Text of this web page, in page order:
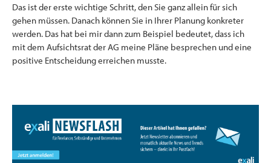
Das ist der erste wichtige Schritt, den Sie ganz allein für sich
gehen müssen. Danach können Sie in Ihrer Planung konkreter
werden. Das hat bei mir dann zum Beispiel bedeutet, dass ich
mit dem Aufsichtsrat der AG meine Pläne besprechen und eine
positive Entscheidung erreichen musste.